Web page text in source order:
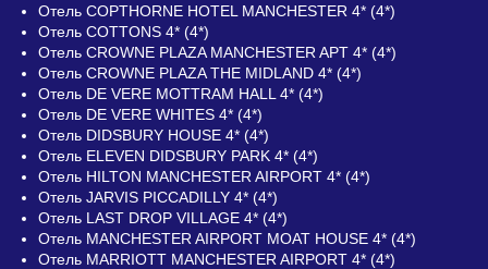
Отель COPTHORNE HOTEL MANCHESTER 4* (4*)
Отель COTTONS 4* (4*)
Отель CROWNE PLAZA MANCHESTER APT 4* (4*)
Отель CROWNE PLAZA THE MIDLAND 4* (4*)
Отель DE VERE MOTTRAM HALL 4* (4*)
Отель DE VERE WHITES 4* (4*)
Отель DIDSBURY HOUSE 4* (4*)
Отель ELEVEN DIDSBURY PARK 4* (4*)
Отель HILTON MANCHESTER AIRPORT 4* (4*)
Отель JARVIS PICCADILLY 4* (4*)
Отель LAST DROP VILLAGE 4* (4*)
Отель MANCHESTER AIRPORT MOAT HOUSE 4* (4*)
Отель MARRIOTT MANCHESTER AIRPORT 4* (4*)